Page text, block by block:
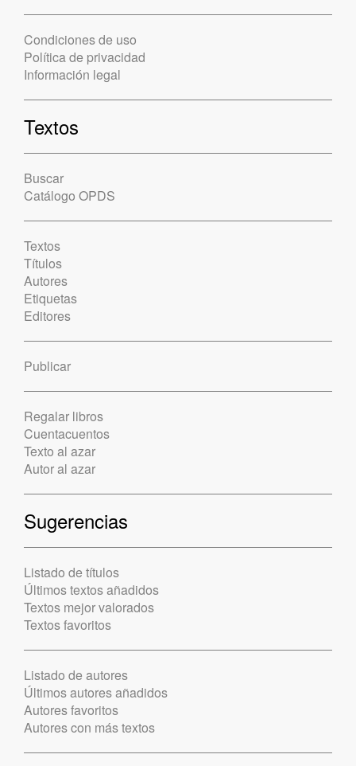
Condiciones de uso
Política de privacidad
Información legal
Textos
Buscar
Catálogo OPDS
Textos
Títulos
Autores
Etiquetas
Editores
Publicar
Regalar libros
Cuentacuentos
Texto al azar
Autor al azar
Sugerencias
Listado de títulos
Últimos textos añadidos
Textos mejor valorados
Textos favoritos
Listado de autores
Últimos autores añadidos
Autores favoritos
Autores con más textos